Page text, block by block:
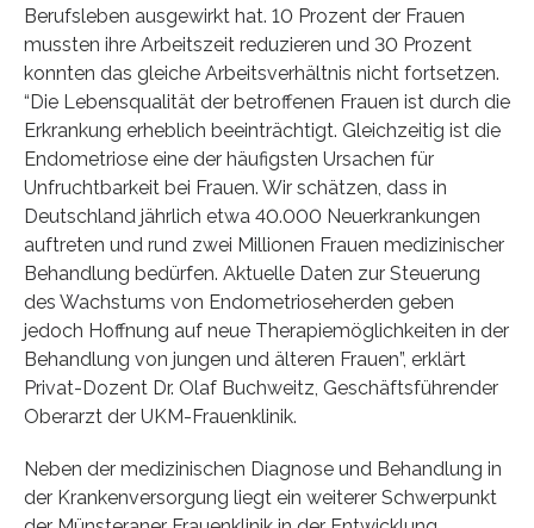
Berufsleben ausgewirkt hat. 10 Prozent der Frauen
mussten ihre Arbeitszeit reduzieren und 30 Prozent
konnten das gleiche Arbeitsverhältnis nicht fortsetzen.
“Die Lebensqualität der betroffenen Frauen ist durch die
Erkrankung erheblich beeinträchtigt. Gleichzeitig ist die
Endometriose eine der häufigsten Ursachen für
Unfruchtbarkeit bei Frauen. Wir schätzen, dass in
Deutschland jährlich etwa 40.000 Neuerkrankungen
auftreten und rund zwei Millionen Frauen medizinischer
Behandlung bedürfen. Aktuelle Daten zur Steuerung
des Wachstums von Endometrioseherden geben
jedoch Hoffnung auf neue Therapiemöglichkeiten in der
Behandlung von jungen und älteren Frauen”, erklärt
Privat-Dozent Dr. Olaf Buchweitz, Geschäftsführender
Oberarzt der UKM-Frauenklinik.
Neben der medizinischen Diagnose und Behandlung in
der Krankenversorgung liegt ein weiterer Schwerpunkt